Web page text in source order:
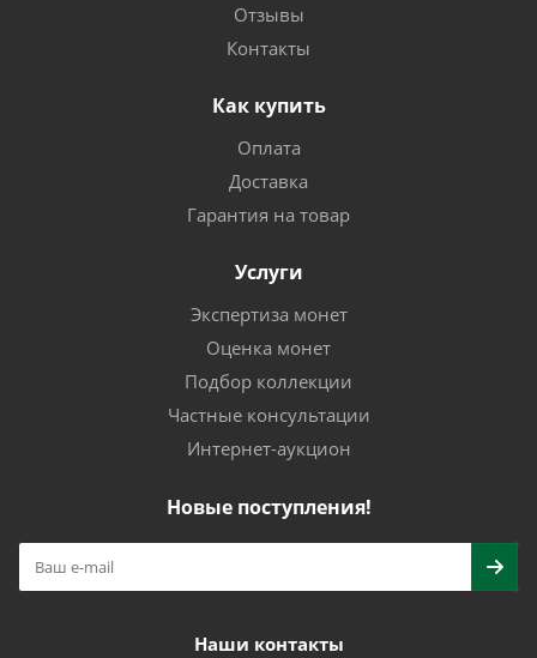
Отзывы
Контакты
Как купить
Оплата
Доставка
Гарантия на товар
Услуги
Экспертиза монет
Оценка монет
Подбор коллекции
Частные консультации
Интернет-аукцион
Новые поступления!
Наши контакты